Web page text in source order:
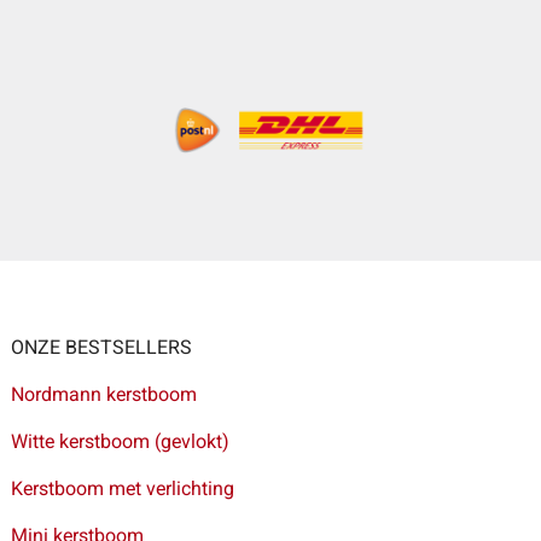
ONZE BESTSELLERS
Nordmann kerstboom
Witte kerstboom (gevlokt)
Kerstboom met verlichting
Mini kerstboom